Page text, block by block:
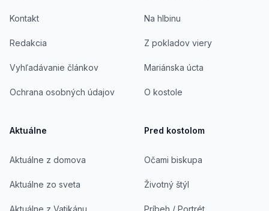
Kontakt
Redakcia
Vyhľadávanie článkov
Ochrana osobných údajov
Aktuálne
Aktuálne z domova
Aktuálne zo sveta
Aktuálne z Vatikánu
Na hlbinu
Z pokladov viery
Mariánska úcta
O kostole
Pred kostolom
Očami biskupa
Životný štýl
Príbeh / Portrét